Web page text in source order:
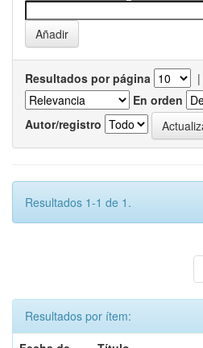
Resultados por página |
En orden
Autor/registro
Resultados 1-1 de 1.
Resultados por ítem: